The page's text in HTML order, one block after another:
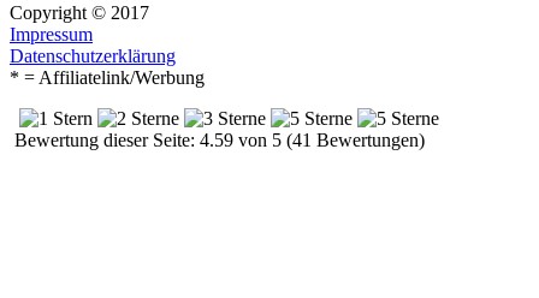
Copyright © 2017
Impressum
Datenschutzerklärung
* = Affiliatelink/Werbung
Bewertung dieser Seite: 4.59 von 5 (41 Bewertungen)